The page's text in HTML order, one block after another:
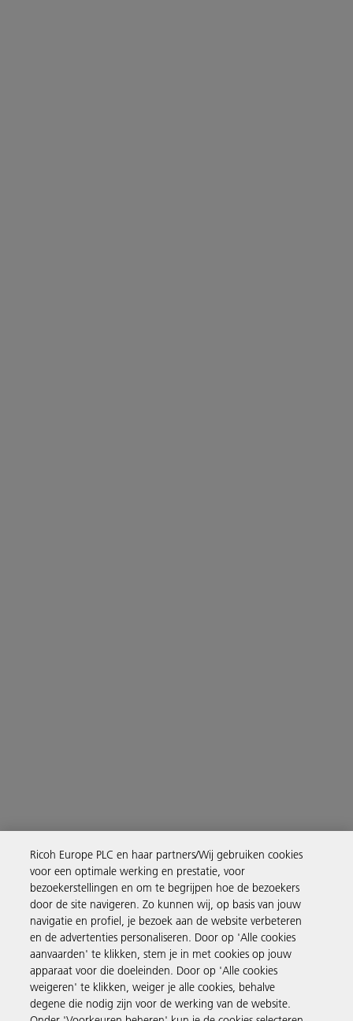
Ricoh Europe PLC en haar partners/Wij gebruiken cookies
voor een optimale werking en prestatie, voor
bezoekerstellingen en om te begrijpen hoe de bezoekers
door de site navigeren. Zo kunnen wij, op basis van jouw
navigatie en profiel, je bezoek aan de website verbeteren
en de advertenties personaliseren. Door op 'Alle cookies
aanvaarden' te klikken, stem je in met cookies op jouw
apparaat voor die doeleinden. Door op 'Alle cookies
weigeren' te klikken, weiger je alle cookies, behalve
degene die nodig zijn voor de werking van de website.